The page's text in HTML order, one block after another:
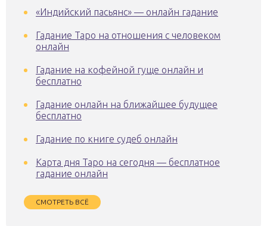
«Индийский пасьянс» — онлайн гадание
Гадание Таро на отношения с человеком
онлайн
Гадание на кофейной гуще онлайн и
бесплатно
Гадание онлайн на ближайшее будущее
бесплатно
Гадание по книге судеб онлайн
Карта дня Таро на сегодня — бесплатное
гадание онлайн
СМОТРЕТЬ ВСЁ